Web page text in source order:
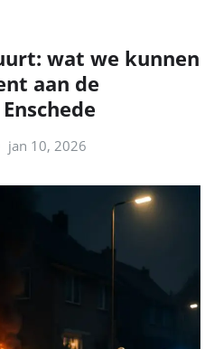
wat we kunnen
aan de
jan 10, 2026